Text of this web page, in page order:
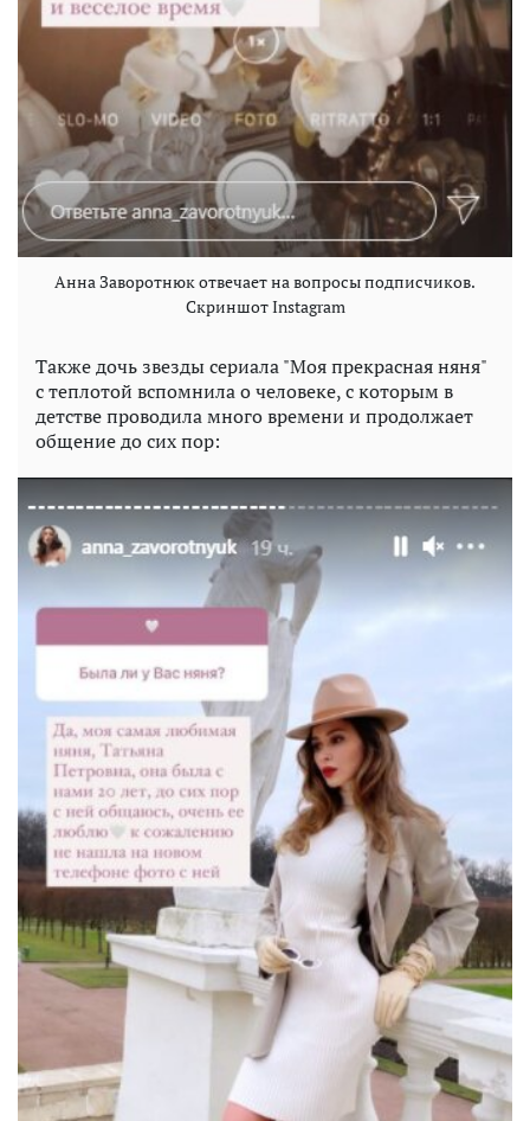
Анна Заворотнюк отвечает на вопросы подписчиков.
Скриншот Instagram
Также дочь звезды сериала "Моя прекрасная няня"
с теплотой вспомнила о человеке, с которым в
детстве проводила много времени и продолжает
общение до сих пор: